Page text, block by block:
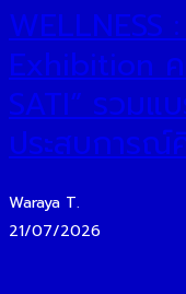
WELLNESS
Exhibition
SATI” รวมแ
ประสบการณ์
Waraya T.
21/07/2026